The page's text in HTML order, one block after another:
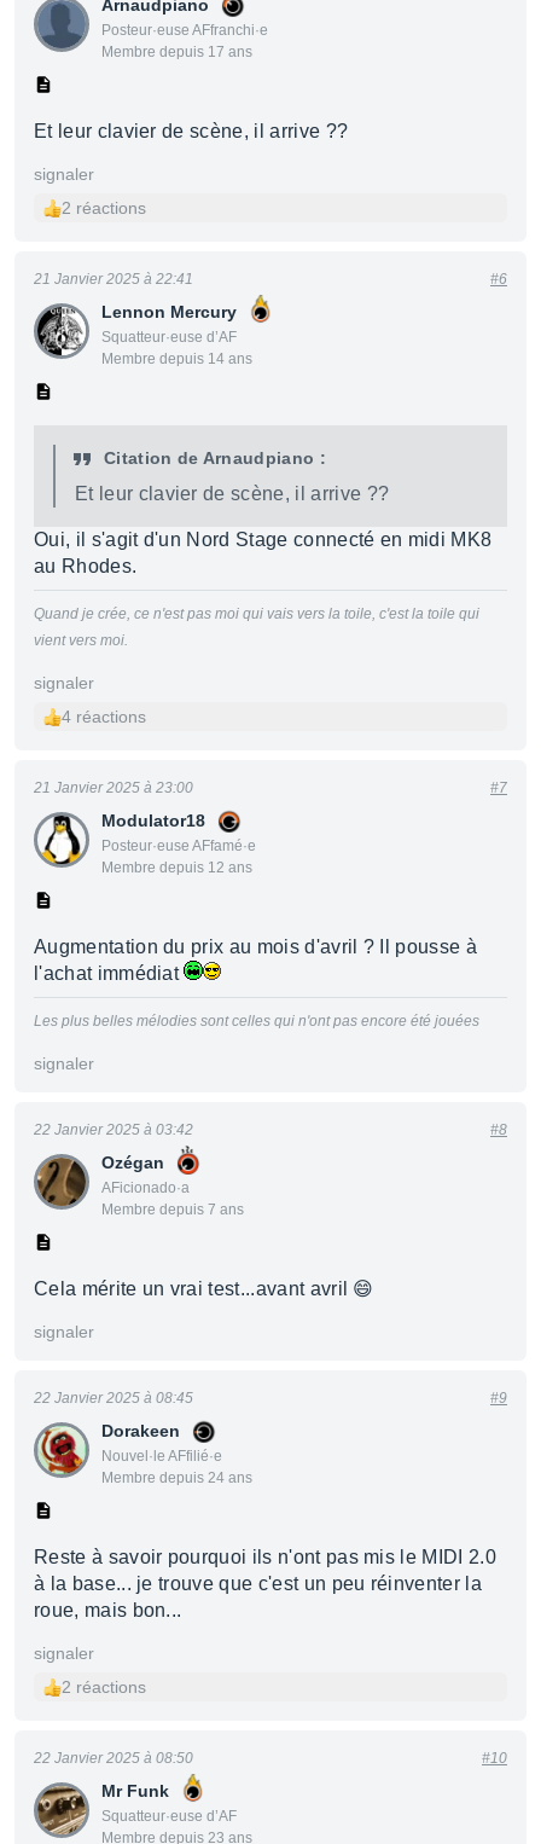
Arnaudpiano
Posteur·euse AFfranchi·e
Membre depuis 17 ans
Et leur clavier de scène, il arrive ??
signaler
2 réactions
Lennon Mercury
Squatteur·euse d’AF
Membre depuis 14 ans
21 Janvier 2025 à 22:41 #6
Citation de Arnaudpiano :
Et leur clavier de scène, il arrive ??
Oui, il s'agit d'un Nord Stage connecté en midi MK8
au Rhodes.
Quand je crée, ce n'est pas moi qui vais vers la toile, c'est la toile qui
vient vers moi.
signaler
4 réactions
Modulator18
Posteur·euse AFfamé·e
Membre depuis 12 ans
21 Janvier 2025 à 23:00 #7
Augmentation du prix au mois d'avril ? Il pousse à
l'achat immédiat
Les plus belles mélodies sont celles qui n'ont pas encore été jouées
signaler
Ozégan
AFicionado·a
Membre depuis 7 ans
22 Janvier 2025 à 03:42 #8
Cela mérite un vrai test...avant avril 😄
signaler
Dorakeen
Nouvel·le AFfilié·e
Membre depuis 24 ans
22 Janvier 2025 à 08:45 #9
Reste à savoir pourquoi ils n'ont pas mis le MIDI 2.0
à la base... je trouve que c'est un peu réinventer la
roue, mais bon...
signaler
2 réactions
Mr Funk
Squatteur·euse d’AF
Membre depuis 23 ans
22 Janvier 2025 à 08:50 #10